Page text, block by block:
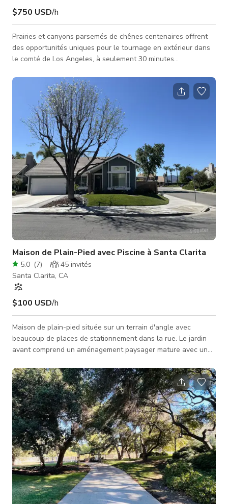
$750 USD/h
Prairies et canyons parsemés de chênes centenaires offrent
des opportunités uniques pour le tournage en extérieur dans
le comté de Los Angeles, à seulement 30 minutes
minimum est basé sur un tournage photo non commercial avec
une équipe/talent de 15 personnes ou moins pour une journée
de 10 heures. Veuillez vous renseigner pour les tarifs des
projets à plus grande envergure et inclure les détails suivants
concernant votre projet
Maison de Plain-Pied avec Piscine à Santa Clarita
5.0 (7) 45 invités
Santa Clarita, CA
$100 USD/h
Maison de plain-pied située sur un terrain d'angle avec
beaucoup de places de stationnement dans la rue. Le jardin
avant comprend un aménagement paysager mature avec un
jacuzzi et foyer extérieur. L'intérieur comprend de hauts
plafonds, beaucoup de lumière naturelle, un plan ouvert et
une cuisine spacieuse.